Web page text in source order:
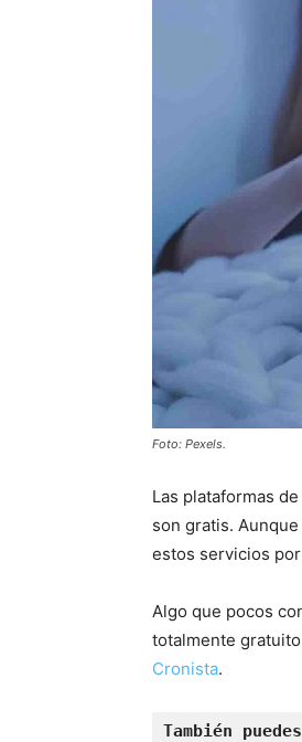
Foto: Pexels.
Las plataformas
son gratis.
estos servicios
Algo que pocos
totalmente
Cronista.
También